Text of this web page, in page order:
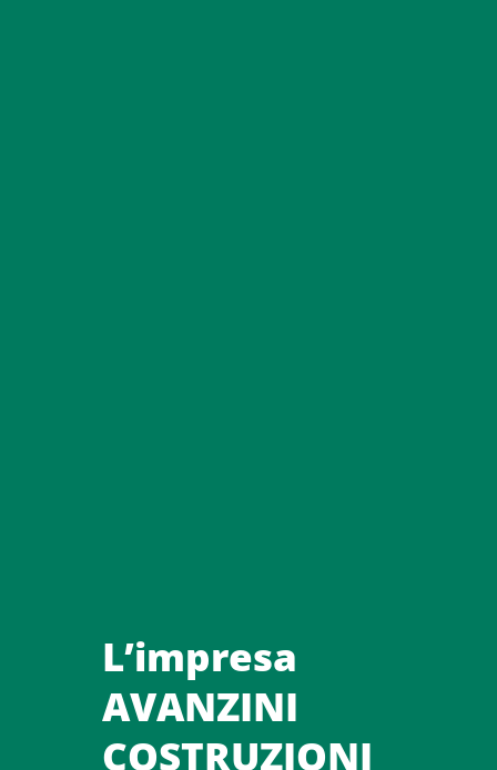
L’impresa
AVANZINI
COSTRUZIONI